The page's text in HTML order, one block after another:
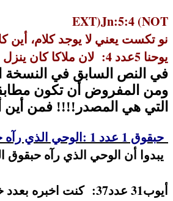
Jn:5:4 (NOT
EXT)
نو تكست يعني لا يوجد كلام، أين
يوحنا 5عدد 4: لان ملاكا كان
في النص السابق في النسخة
ومن المفروض أن تكون مطابقة
التي هي المصدر!!!! فمن
حبقوق 1 عدد 1 :الوحي الذي رآه
يبدوا أن الوحي الذي رآه
أيوب31 عدد37: كنت اخبره بعدد خطواتي وادنو منه كشريف ــــــــــ (